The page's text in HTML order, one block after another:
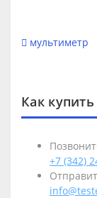
мультиметр
Как
+7 (342)